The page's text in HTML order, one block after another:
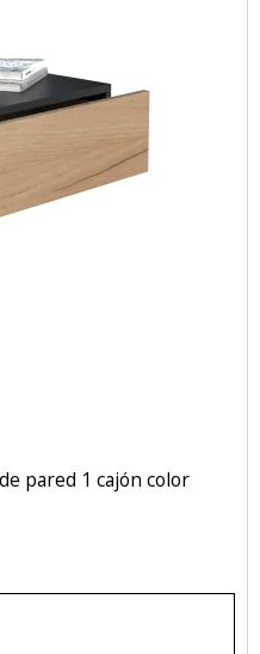
pared 1 cajón color